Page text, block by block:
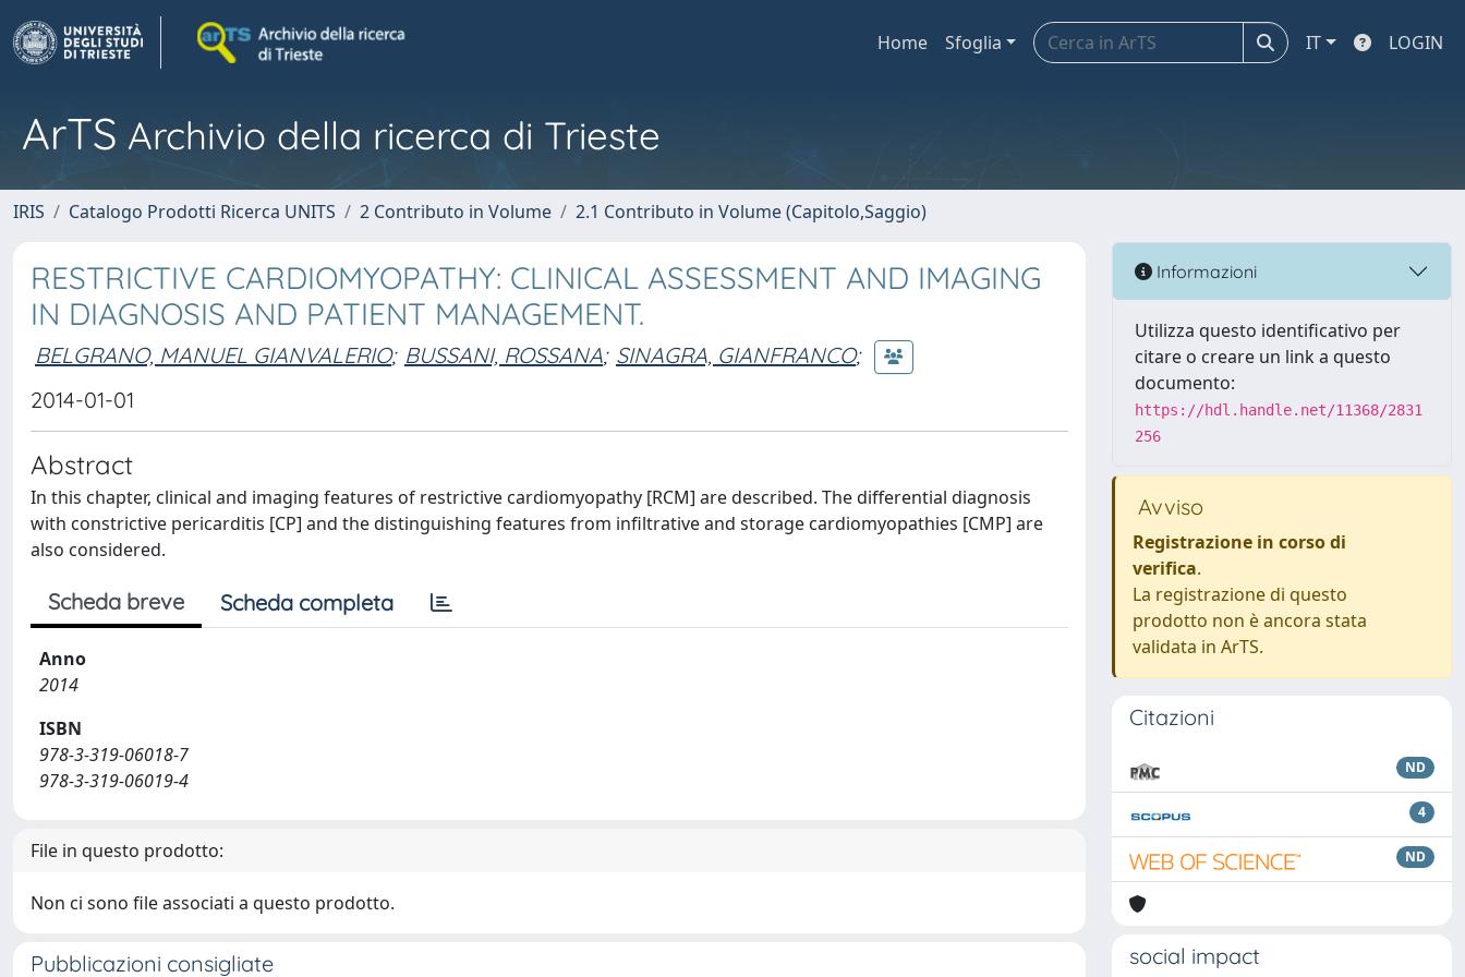
Home Sfoglia IT LOGIN
ArTS Archivio della ricerca di Trieste
IRIS Catalogo Prodotti Ricerca UNITS 2 Contributo in Volume 2.1 Contributo in Volume (Capitolo,Saggio)
RESTRICTIVE CARDIOMYOPATHY: CLINICAL ASSESSMENT AND IMAGING
IN DIAGNOSIS AND PATIENT MANAGEMENT.
BELGRANO, MANUEL GIANVALERIO; BUSSANI, ROSSANA; SINAGRA, GIANFRANCO;
2014-01-01
Abstract
In this chapter, clinical and imaging features of restrictive cardiomyopathy [RCM] are described. The differential diagnosis
with constrictive pericarditis [CP] and the distinguishing features from infiltrative and storage cardiomyopathies [CMP] are
also considered.
Scheda breve Scheda completa
Anno
2014
ISBN
978-3-319-06018-7
978-3-319-06019-4
File in questo prodotto:
Non ci sono file associati a questo prodotto.
Pubblicazioni consigliate
Informazioni
Utilizza questo identificativo per
citare o creare un link a questo
documento:
https://hdl.handle.net/11368/2831
256
Avviso
Registrazione in corso di
verifica.
La registrazione di questo
prodotto non è ancora stata
validata in ArTS.
Citazioni
ND
4
ND
social impact